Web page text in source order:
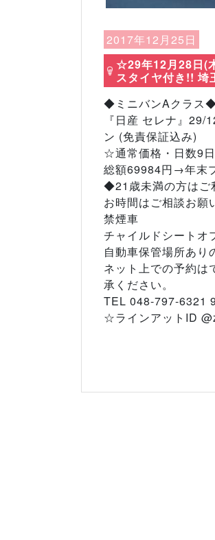
2017年12月25日
☆29年12月28日(
スタイヤ付き!! 埼
◆ミニバンAクラス
『日産 セレナ』
ン (免責保証込み)
☆通常価格・日数9
総額69984円→年末
◆21歳未満の方はご
お時間はご相談お願
禁煙車
チャイルドシートオ
自動車保管場所あり
ネット上での予約は
承ください。
TEL 048-797-6321
☆ラインアットID